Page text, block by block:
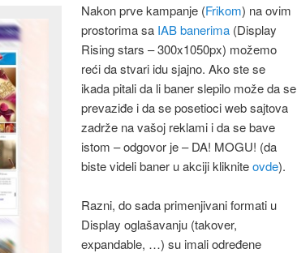
Nakon prve kampanje (Frikom) na ovim
prostorima sa IAB banerima (Display
Rising stars – 300x1050px) možemo
reći da stvari idu sjajno. Ako ste se
ikada pitali da li baner slepilo može da se
prevaziđe i da se posetioci web sajtova
zadrže na vašoj reklami i da se bave
istom – odgovor je – DA! MOGU! (da
biste videli baner u akciji klikniteovde).
Razni, do sada primenjivani formati u
Display oglašavanju (takover,
expandable, …) su imali određene